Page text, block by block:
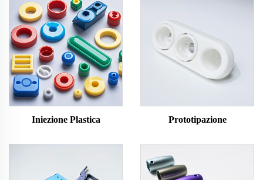
Iniezione Plastica Prototipazione